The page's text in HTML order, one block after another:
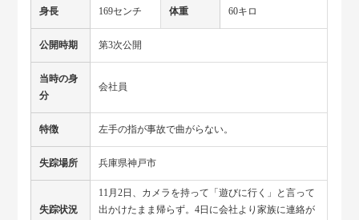
身長 169センチ 体重 60キロ
公開時期 第3次公開
当時の身
分
会社員
特徴 左手の指が事故で曲がらない。
失踪場所 兵庫県神戸市
失踪状況
11月2日、カメラを持って「遊びに行く」と言って
出かけたまま帰らず。4日に会社より家族に連絡が